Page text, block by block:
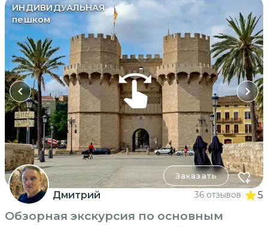
ИНДИВИДУАЛЬНАЯ
пешком
Заказать
Дмитрий 36 отзывов 5
Обзорная экскурсия по основным